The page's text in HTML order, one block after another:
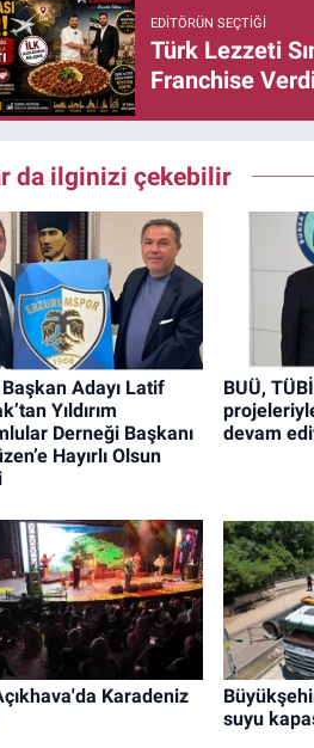
EDITÖRÜN SEÇTIĞI
Türk Lezzeti
Franchise
da ilginizi çekebilir
Adayı Latif
Yıldırım
Derneği Başkanı
Hayırlı Olsun
BUÜ,
devam
Karadeniz
suyu